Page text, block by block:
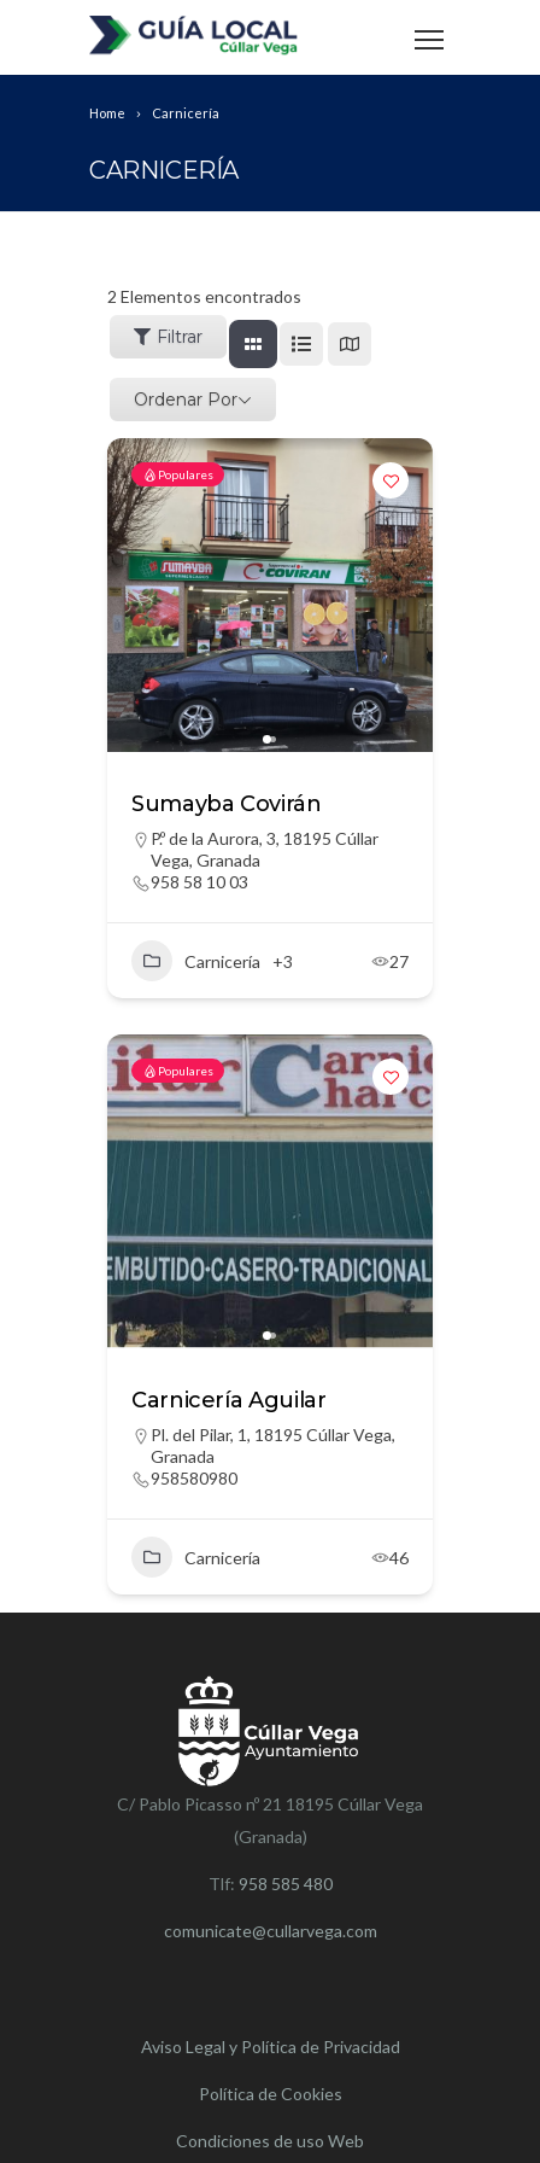
Home Carnicería
CARNICERÍA
2 Elementos encontrados
Filtrar
Ordenar Por
Populares
Sumayba Covirán
P.º de la Aurora, 3, 18195 Cúllar
Vega, Granada
958 58 10 03
Carnicería +3 27
Populares
Carnicería Aguilar
Pl. del Pilar, 1, 18195 Cúllar Vega,
Granada
958580980
Carnicería 46
C/ Pablo Picasso nº 21 18195 Cúllar Vega
(Granada)
Tlf: 958 585 480
comunicate@cullarvega.com
Aviso Legal y Política de Privacidad
Política de Cookies
Condiciones de uso Web